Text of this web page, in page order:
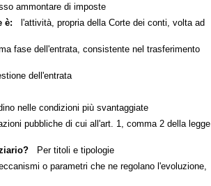
ammontare di imposte
è: l'attività, propria della Corte dei conti, volta ad
fase dell'entrata, consistente nel trasferimento
dell'entrata
nelle condizioni più svantaggiate
pubbliche di cui all'art. 1, comma 2 della legge
Per titoli e tipologie
o parametri che ne regolano l'evoluzione,